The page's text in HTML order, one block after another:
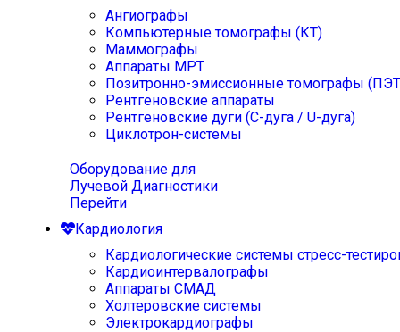
Ангиографы
Компьютерные томографы (КТ)
Маммографы
Аппараты МРТ
Позитронно-эмиссионные томографы
Рентгеновские аппараты
Рентгеновские дуги (С-дуга / U-дуга)
Циклотрон-системы
Оборудование для
Лучевой Диагностики
Перейти
Кардиология
Кардиологические системы стресс-
Кардиоинтервалографы
Аппараты СМАД
Холтеровские системы
Электрокардиографы